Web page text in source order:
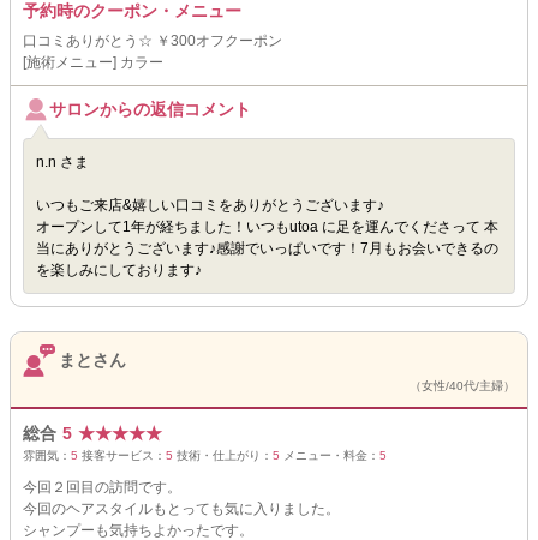
予約時のクーポン・メニュー
口コミありがとう☆ ￥300オフクーポン
[施術メニュー] カラー
サロンからの返信コメント
n.n さま
いつもご来店&嬉しい口コミをありがとうございます♪
オープンして1年が経ちました！いつもutoa に足を運んでくださって 本
当にありがとうございます♪感謝でいっぱいです！7月もお会いできるの
を楽しみにしております♪
まとさん
（女性/40代/主婦）
総合 5 ★★★★★
雰囲気： 5 接客サービス： 5 技術・仕上がり： 5 メニュー・料金： 5
今回２回目の訪問です。
今回のヘアスタイルもとっても気に入りました。
シャンプーも気持ちよかったです。